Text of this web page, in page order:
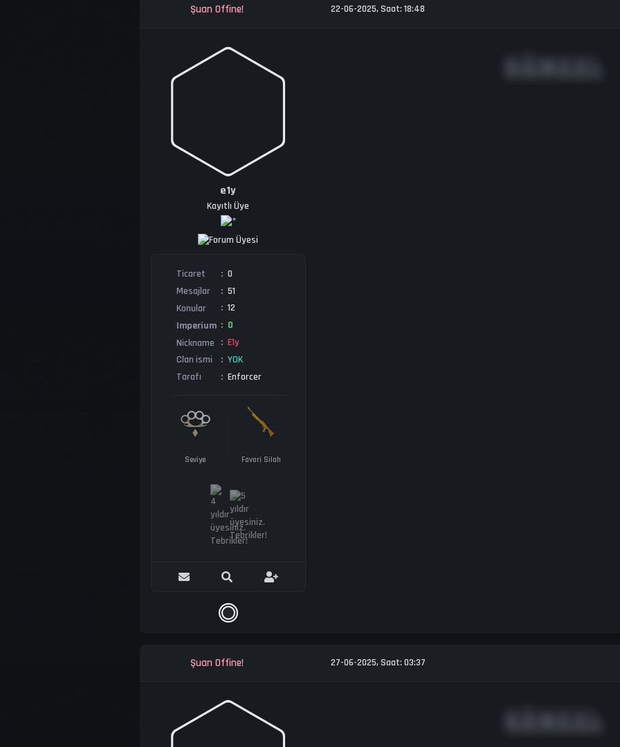
Şuan Offine! 22-06-2025, Saat: 18:48
e1y
Kayıtlı Üye
Ticaret
0
Mesajlar
51
Konular
12
Imperium
0
Nickname
E1y
Clan ismi
YOK
Tarafı
Enforcer
Seviye Favori Silah
G Ü N C E L
Şuan Offine! 27-06-2025, Saat: 03:37
G Ü N C E L